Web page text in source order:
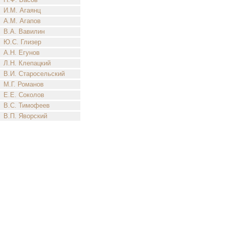
И.М. Агаянц
А.М. Агапов
В.А. Вавилин
Ю.С. Глизер
А.Н. Егунов
Л.Н. Клепацкий
В.И. Старосельский
М.Г. Романов
Е.Е. Соколов
В.С. Тимофеев
В.П. Яворский